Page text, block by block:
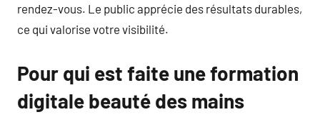
rendez-vous. Le public apprécie des résultats durables,
ce qui valorise votre visibilité.
Pour qui est faite une formation
digitale beauté des mains